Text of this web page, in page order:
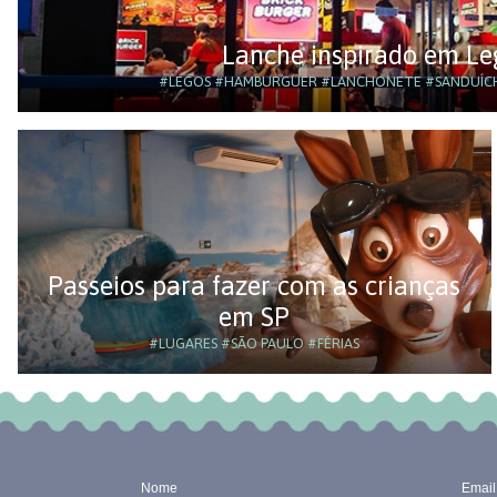
Lanche inspirado em
#LEGOS#HAMBURGUER#LANCHONETE
Passeios para fazer com as crianças
em SP
#LUGARES #SÃO PAULO#FÉRIAS
Nome Email